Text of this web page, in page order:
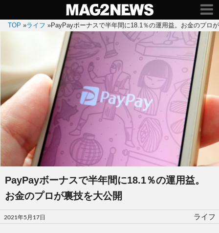
TOP »ライフ »PayPayボーナスで半年間に18.1％の運用益。お金のプロ
PayPayボーナスで半年間に18.1％の運用益。
お金のプロが裏技を大公開
投
稿
2021年5月17日 ライフ